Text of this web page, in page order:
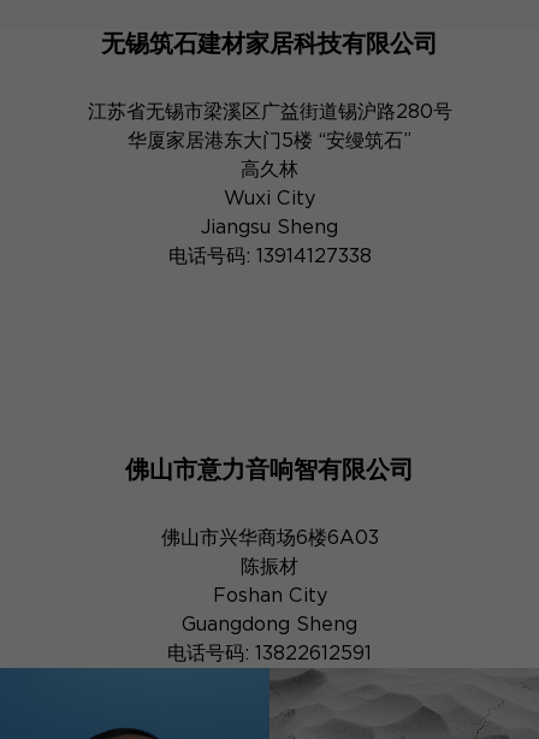
无锡筑石建材家居科技有限公司
江苏省无锡市梁溪区广益街道锡沪路280号
华厦家居港东大门5楼 “安缦筑石”
高久林
Wuxi City
Jiangsu Sheng
电话号码: 13914127338
佛山市意力音响智有限公司
佛山市兴华商场6楼6A03
陈振材
Foshan City
Guangdong Sheng
电话号码: 13822612591